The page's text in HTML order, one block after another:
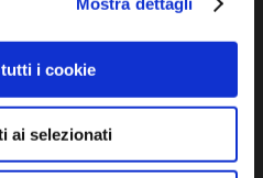
i cookie
ai selezionati
newsletter
policy
policy